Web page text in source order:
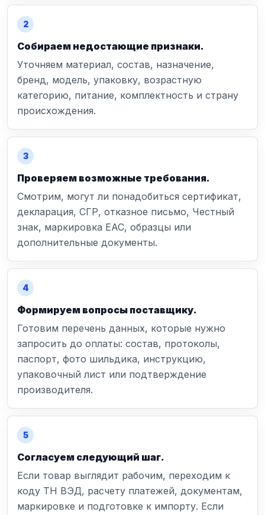
Собираем недостающие признаки.
Уточняем материал, состав, назначение,
бренд, модель, упаковку, возрастную
категорию, питание, комплектность и страну
происхождения.
Проверяем возможные требования.
Смотрим, могут ли понадобиться сертификат,
декларация, СГР, отказное письмо, Честный
знак, маркировка ЕАС, образцы или
дополнительные документы.
Формируем вопросы поставщику.
Готовим перечень данных, которые нужно
запросить до оплаты: состав, протоколы,
паспорт, фото шильдика, инструкцию,
упаковочный лист или подтверждение
производителя.
Согласуем следующий шаг.
Если товар выглядит рабочим, переходим к
коду ТН ВЭД, расчету платежей, документам,
маркировке и подготовке к импорту. Если